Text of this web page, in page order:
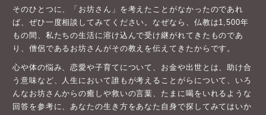
そのひとつに、「お坊さん」を考えたことがなかったのであれ
ば、ぜひ一度相談してみてください。なぜなら、仏教は1,500年
もの間、私たちの生活に溶け込んで受け継がれてきたものであ
り、僧侶であるお坊さんがその教えを伝えてきたからです。
心や体の悩み、恋愛や子育てについて、お金や出世とは、助け合
う意味など、人生において誰もが考えることがらについて、いろ
んなお坊さんからの癒しや救いの言葉、たまに喝をいれるような
回答を参考に、あなたの生き方をあなた自身で探してみてはいか